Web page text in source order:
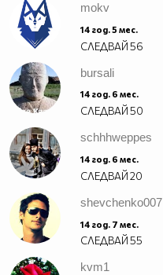
mokv
14 год. 5 мес.
СЛЕДВАЙ56
bursali
14 год. 6 мес.
СЛЕДВАЙ50
schhhweppes
14 год. 6 мес.
СЛЕДВАЙ20
shevchenko007
14 год. 7 мес.
СЛЕДВАЙ55
kvm1